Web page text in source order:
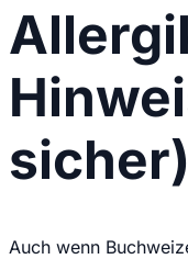
sicher)
Auch wenn